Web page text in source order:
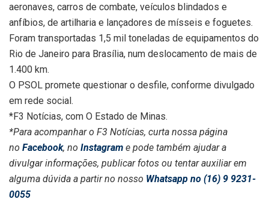
aeronaves, carros de combate, veículos blindados e
anfíbios, de artilharia e lançadores de mísseis e foguetes.
Foram transportadas 1,5 mil toneladas de equipamentos do
Rio de Janeiro para Brasília, num deslocamento de mais de
1.400 km.
O PSOL promete questionar o desfile, conforme divulgado
em rede social.
*F3 Notícias, com O Estado de Minas.
*Para acompanhar o F3 Notícias, curta nossa página
no Facebook, no Instagram e pode também ajudar a
divulgar informações, publicar fotos ou tentar auxiliar em
alguma dúvida a partir no nosso Whatsapp no (16) 9 9231-
0055